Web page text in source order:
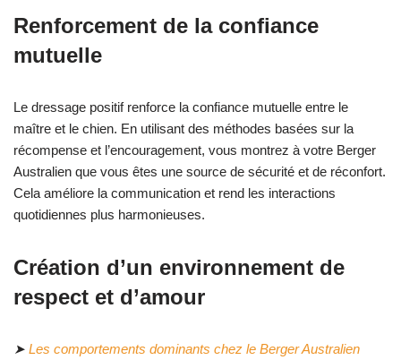
Renforcement de la confiance
mutuelle
Le dressage positif renforce la confiance mutuelle entre le
maître et le chien. En utilisant des méthodes basées sur la
récompense et l’encouragement, vous montrez à votre Berger
Australien que vous êtes une source de sécurité et de réconfort.
Cela améliore la communication et rend les interactions
quotidiennes plus harmonieuses.
Création d’un environnement de
respect et d’amour
➤ Les comportements dominants chez le Berger Australien